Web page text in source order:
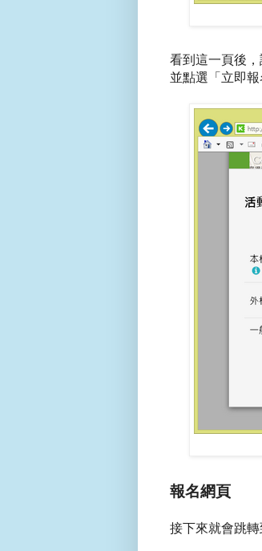
看到這一頁後
並點選「立即
報名網頁
接下來就會跳